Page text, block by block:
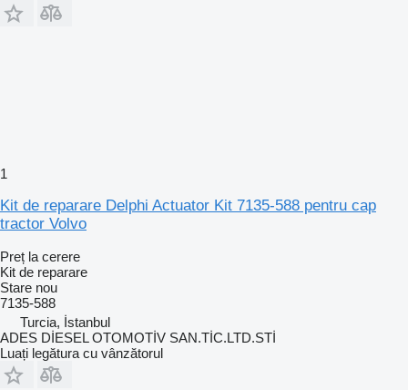
1
Kit de reparare Delphi Actuator Kit 7135-588 pentru cap
tractor Volvo
Preț la cerere
Kit de reparare
Stare nou
7135-588
Turcia, İstanbul
ADES DİESEL OTOMOTİV SAN.TİC.LTD.STİ
Luați legătura cu vânzătorul